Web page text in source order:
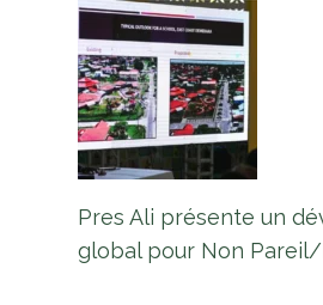
Pres Ali présente un
global pour Non